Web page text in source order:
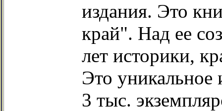
издания. Это
край". Над ее
лет историки,
Это
3 тыс.